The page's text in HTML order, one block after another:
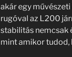
akár egy
rugóval az L200
stabilitás nemcsak
mint amikor tudod,